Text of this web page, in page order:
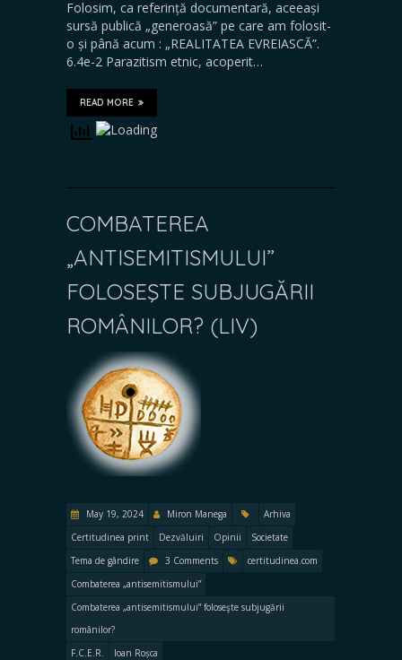
Folosim, ca referință documentară, aceeași
sursă publică „generoasă” pe care am folosit-
o și până acum : „REALITATEA EVREIASCĂ”.
6.4e-2 Parazitism etnic, acoperit…
READ MORE
COMBATEREA
„ANTISEMITISMULUI”
FOLOSEŞTE SUBJUGĂRII
ROMÂNILOR? (LIV)
May 19, 2024 Miron Manega
Arhiva
Certitudinea print
Dezvăluiri Opinii
Societate
Tema de gândire
3 Comments
certitudinea.com
Combaterea „antisemitismului”
Combaterea „antisemitismului” foloseşte subjugării
românilor?
F.C.E.R.
Ioan Roșca